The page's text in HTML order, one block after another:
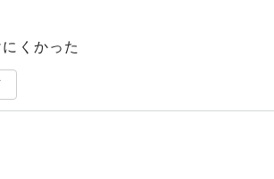
にくかった